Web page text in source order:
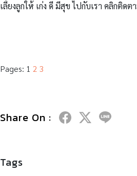
เลี้ยงลูกให้ เก่ง ดี มีสุข ไปกับเรา คลิกติดต
Pages: 1 2 3
Share On :
Tags